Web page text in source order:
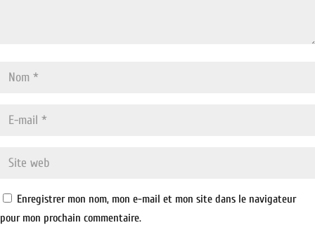
Enregistrer mon nom, mon e-mail et mon site dans le navigateur
pour mon prochain commentaire.